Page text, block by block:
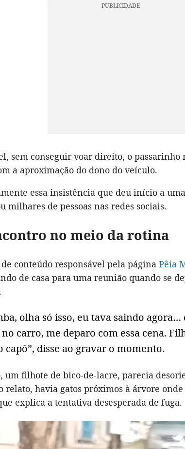
sem conseguir voar direito, o passarinho
a aproximação do dono do veículo.
essa insistência que deu início a
milhares de pessoas nas redes sociais.
no meio da rotina
conteúdo responsável pela página Pêia
de casa para uma reunião quando se
olha só isso, eu tava saindo
carro, me deparo com essa cena.
capô”, disse ao gravar o momento.
um filhote de bico-de-lacre, parecia
relato, havia gatos próximos à árvore
explica a tentativa desesperada de fuga.